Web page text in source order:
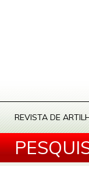
REVISTA DE